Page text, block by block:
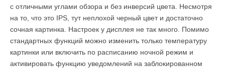
с отличными углами обзора и без инверсий цвета. Несмотря
на то, что это IPS, тут неплохой черный цвет и достаточно
сочная картинка. Настроек у дисплея не так много. Помимо
стандартных функций можно изменить только температуру
картинки или включить по расписанию ночной режим и
активировать функцию уведомлений на заблокированном